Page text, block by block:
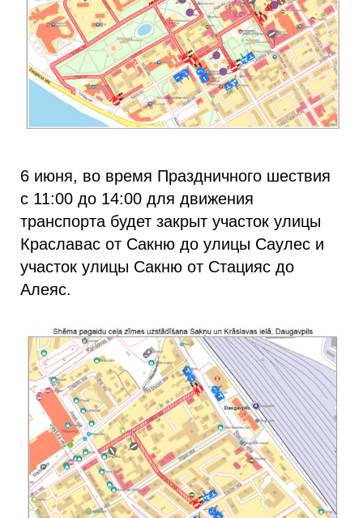
6 июня, во время Праздничного шествия
с 11:00 до 14:00 для движения
транспорта будет закрыт участок улицы
Краславас от Сакню до улицы Саулес и
участок улицы Сакню от Стацияс до
Алеяс.